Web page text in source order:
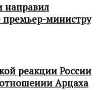
направил
премьер-министру
реакции России
Арцаха